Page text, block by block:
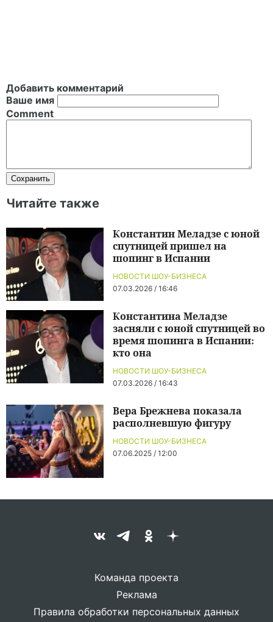
Добавить комментарий
Ваше имя
Comment
Читайте также
НОВОСТИ ШОУ-БИЗНЕСА
07.03.2026 / 16:46
Константин Меладзе с юной
спутницей пришел на
шопинг в Испании
НОВОСТИ ШОУ-БИЗНЕСА
07.03.2026 / 16:43
Константина Меладзе
засняли с юной спутницей во
время шопинга в Испании:
кто она
НОВОСТИ ШОУ-БИЗНЕСА
07.06.2025 / 12:00
Вера Брежнева показала
располневшую фигуру
Команда проекта
Реклама
Правила обработки персональных данных